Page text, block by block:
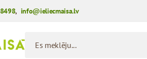
, info@ieliecmaisa.lv